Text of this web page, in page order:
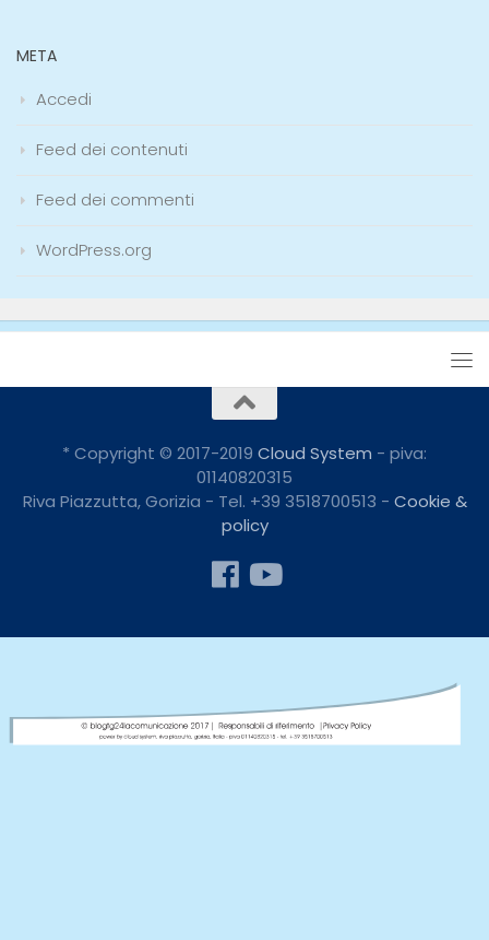
META
Accedi
Feed dei contenuti
Feed dei commenti
WordPress.org
* Copyright © 2017-2019 Cloud System - piva:
01140820315
Riva Piazzutta, Gorizia - Tel. +39 3518700513 - Cookie &
policy